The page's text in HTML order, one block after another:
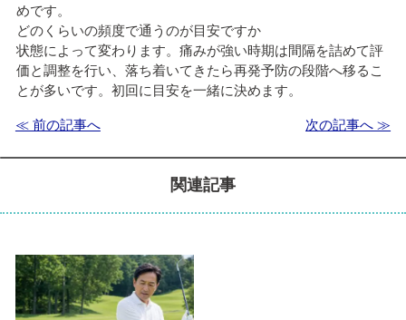
めです。
どのくらいの頻度で通うのが目安ですか
状態によって変わります。痛みが強い時期は間隔を詰めて評
価と調整を行い、落ち着いてきたら再発予防の段階へ移るこ
とが多いです。初回に目安を一緒に決めます。
≪ 前の記事へ 次の記事へ ≫
関連記事